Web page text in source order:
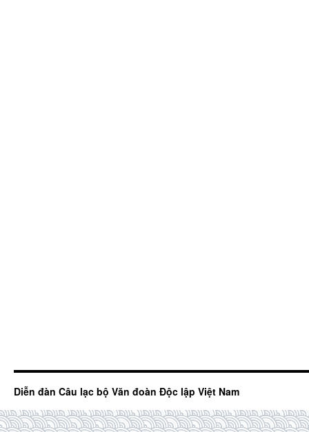
Diễn đàn Câu lạc bộ Văn đoàn Độc lập Việt Nam